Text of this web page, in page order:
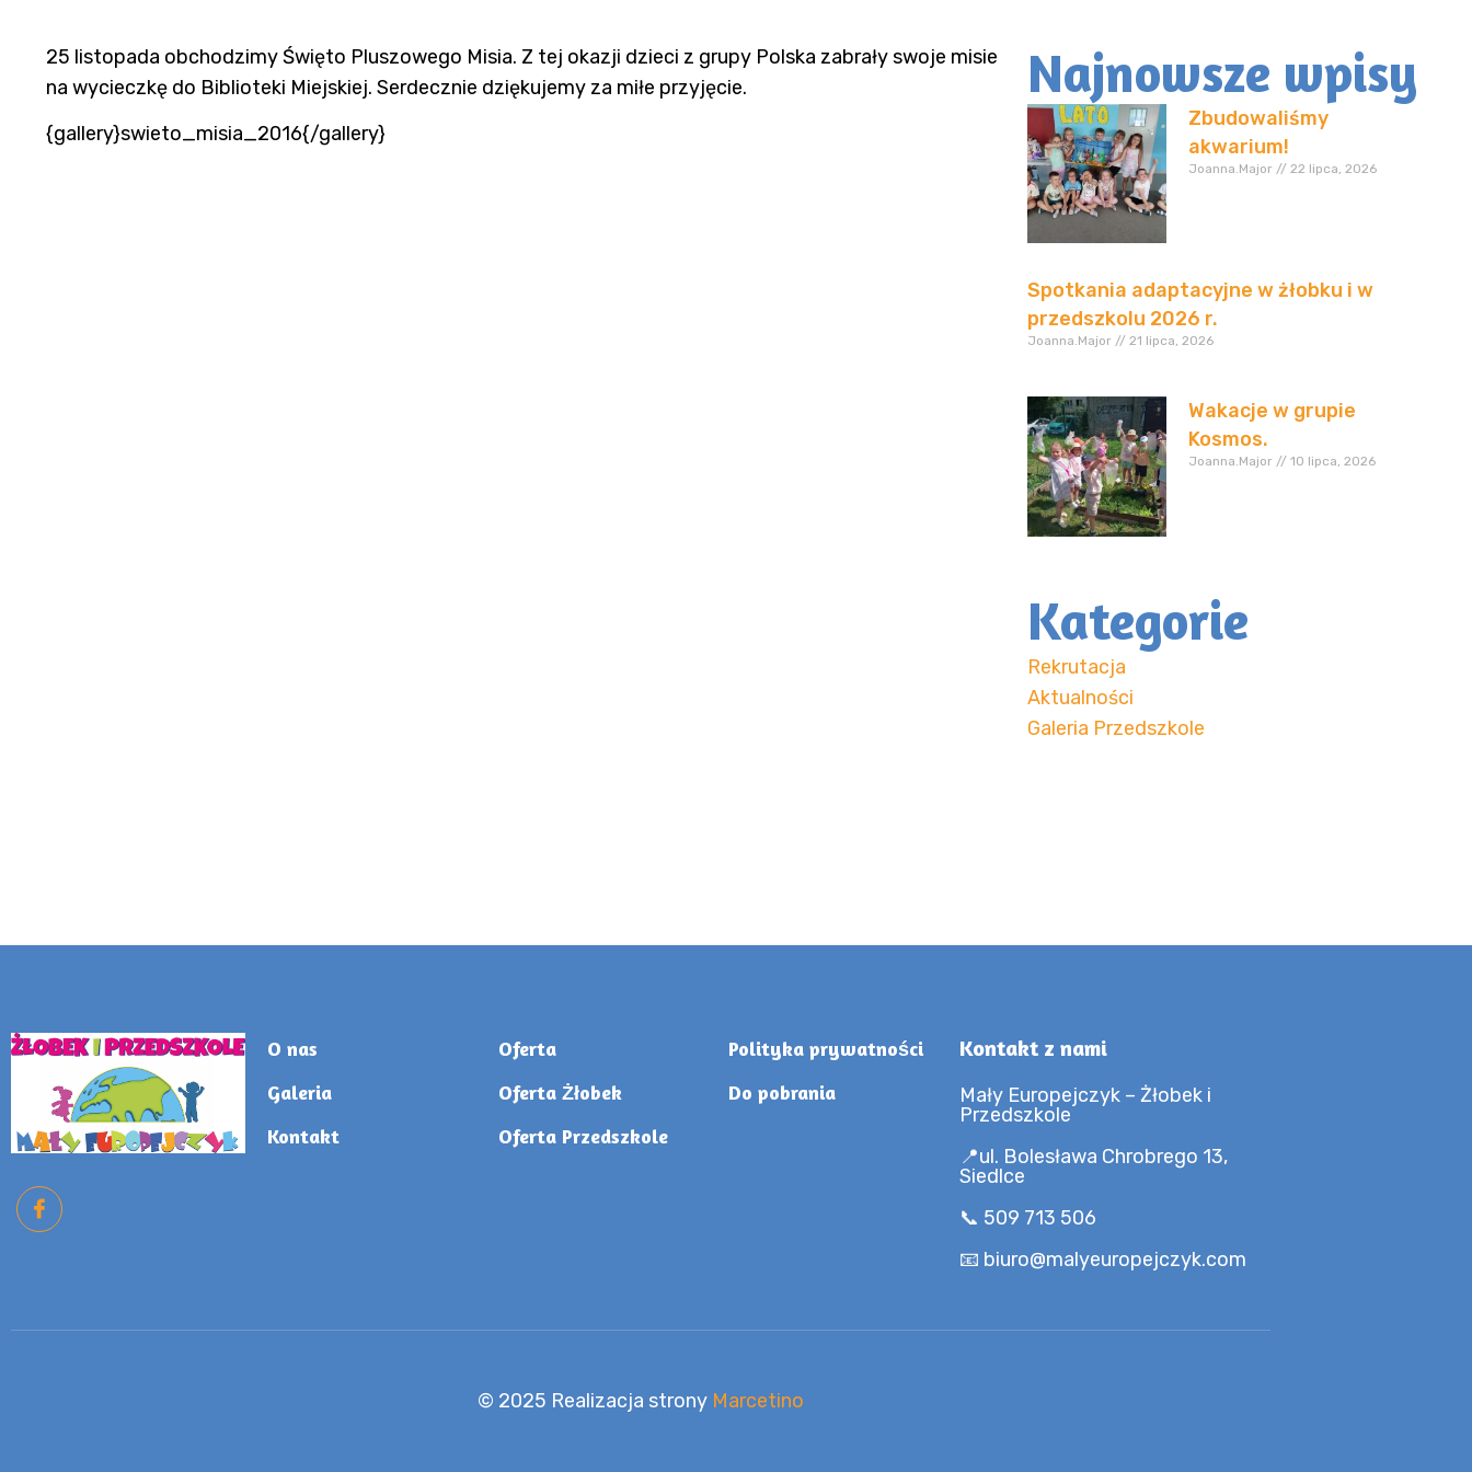
25 listopada obchodzimy Święto Pluszowego Misia. Z tej okazji dzieci z grupy Polska zabrały swoje misie
na wycieczkę do Biblioteki Miejskiej. Serdecznie dziękujemy za miłe przyjęcie.
{gallery}swieto_misia_2016{/gallery}
Najnowsze wpisy
Zbudowaliśmy
akwarium!
Joanna.Major 22 lipca, 2026
Spotkania adaptacyjne w żłobku i w
przedszkolu 2026 r.
Joanna.Major 21 lipca, 2026
Wakacje w grupie
Kosmos.
Joanna.Major 10 lipca, 2026
Kategorie
Rekrutacja
Aktualności
Galeria Przedszkole
O nas
Galeria
Kontakt
Oferta
Oferta Żłobek
Oferta Przedszkole
Polityka prywatności
Do pobrania
Kontakt z nami
Mały Europejczyk – Żłobek i
Przedszkole
📍ul. Bolesława Chrobrego 13,
Siedlce
📞 509 713 506
📧 biuro@malyeuropejczyk.com
© 2025 Realizacja strony Marcetino